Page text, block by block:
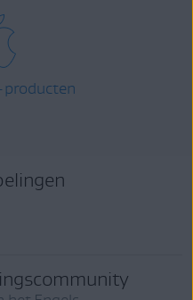
producten